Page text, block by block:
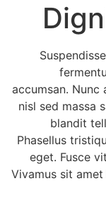
accumsan. Nunc
nisl sed massa
blandit
Phasellus
eget. Fusce
Vivamus sit